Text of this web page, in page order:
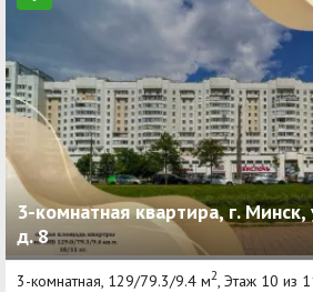
3-комнатная квартира, г.
д. 8
3-комнатная, 129/79.3/9.4 м2 , Этаж 10 из